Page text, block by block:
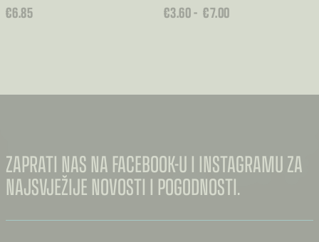
€6.85 €3.60– €7.00
RASPON
€7.00
ZAPRATI NAS NA FACEBOOK-U I INSTAGRAMU ZA
NAJSVJEŽIJE NOVOSTI I POGODNOSTI.